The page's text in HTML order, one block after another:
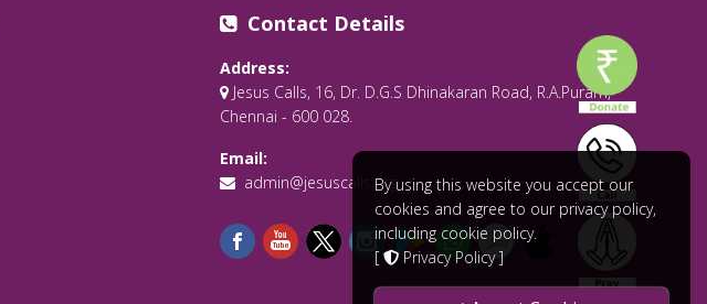
Contact Details
Address:
Jesus Calls, 16, Dr. D.G.S Dhinakaran Road, R.A.Puram,
Chennai - 600 028.
Email:
admin@jesuscalls.orgBy using this website you accept our
cookies and agree to our privacy policy,
including cookie policy.
[
Privacy Policy]